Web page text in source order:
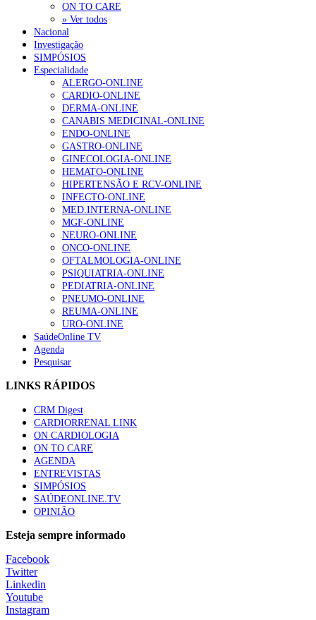
ON TO CARE
» Ver todos
Nacional
Investigação
SIMPÓSIOS
Especialidade
ALERGO-ONLINE
CARDIO-ONLINE
DERMA-ONLINE
CANABIS MEDICINAL-ONLINE
ENDO-ONLINE
GASTRO-ONLINE
GINECOLOGIA-ONLINE
HEMATO-ONLINE
HIPERTENSÃO E RCV-ONLINE
INFECTO-ONLINE
MED.INTERNA-ONLINE
MGF-ONLINE
NEURO-ONLINE
ONCO-ONLINE
OFTALMOLOGIA-ONLINE
PSIQUIATRIA-ONLINE
PEDIATRIA-ONLINE
PNEUMO-ONLINE
REUMA-ONLINE
URO-ONLINE
SaúdeOnline TV
Agenda
Pesquisar
LINKS RÁPIDOS
CRM Digest
CARDIORRENAL LINK
ON CARDIOLOGIA
ON TO CARE
AGENDA
ENTREVISTAS
SIMPÓSIOS
SAÚDEONLINE.TV
OPINIÃO
Esteja sempre informado
Facebook
Twitter
Linkedin
Youtube
Instagram